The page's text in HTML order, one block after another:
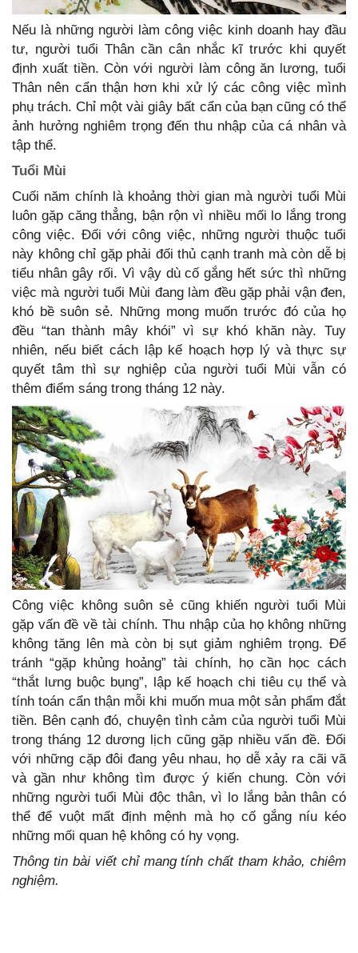
Nếu là những người làm công việc kinh doanh hay đầu
tư, người tuổi Thân cần cân nhắc kĩ trước khi quyết
định xuất tiền. Còn với người làm công ăn lương, tuổi
Thân nên cẩn thận hơn khi xử lý các công việc mình
phụ trách. Chỉ một vài giây bất cẩn của bạn cũng có thể
ảnh hưởng nghiêm trọng đến thu nhập của cá nhân và
tập thể.
Tuổi Mùi
Cuối năm chính là khoảng thời gian mà người tuổi Mùi
luôn gặp căng thẳng, bận rộn vì nhiều mối lo lắng trong
công việc. Đối với công việc, những người thuộc tuổi
này không chỉ gặp phải đối thủ cạnh tranh mà còn dễ bị
tiểu nhân gây rối. Vì vậy dù cố gắng hết sức thì những
việc mà người tuổi Mùi đang làm đều gặp phải vận đen,
khó bề suôn sẻ. Những mong muốn trước đó của họ
đều “tan thành mây khói” vì sự khó khăn này. Tuy
nhiên, nếu biết cách lập kế hoạch hợp lý và thực sự
quyết tâm thì sự nghiệp của người tuổi Mùi vẫn có
thêm điểm sáng trong tháng 12 này.
Công việc không suôn sẻ cũng khiến người tuổi Mùi
gặp vấn đề về tài chính. Thu nhập của họ không những
không tăng lên mà còn bị sụt giảm nghiêm trọng. Để
tránh “gặp khủng hoảng” tài chính, họ cần học cách
“thắt lưng buộc bụng”, lập kế hoạch chi tiêu cụ thể và
tính toán cẩn thận mỗi khi muốn mua một sản phẩm đắt
tiền. Bên cạnh đó, chuyện tình cảm của người tuổi Mùi
trong tháng 12 dương lịch cũng gặp nhiều vấn đề. Đối
với những cặp đôi đang yêu nhau, họ dễ xảy ra cãi vã
và gần như không tìm được ý kiến chung. Còn với
những người tuổi Mùi độc thân, vì lo lắng bản thân có
thể để vuột mất định mệnh mà họ cố gắng níu kéo
những mối quan hệ không có hy vọng.
Thông tin bài viết chỉ mang tính chất tham khảo, chiêm
nghiệm.